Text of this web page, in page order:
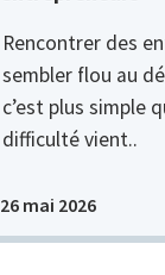
Rencontrer des
sembler flou au
c’est plus simple
difficulté vient..
26 mai 2026